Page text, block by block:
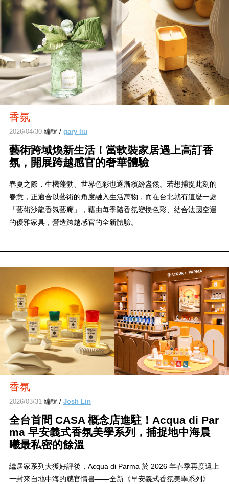
香氛
2026/04/30編輯 / gary liu
藝術跨域煥新生活！當軟裝家居遇上高訂香
氛，開展跨越感官的奢華體驗
春夏之際，生機蓬勃、世界色彩也逐漸繽紛盎然。若想捕捉此刻的
春意，正適合以藝術的角度融入生活萬物，而在台北就有這麼一處
「藝術沙龍香氛藝廊」，藉由每季隨香氛變換色彩、結合法國空運
的優雅家具，營造跨越感官的全新體驗。
香氛
2026/03/31 編輯 / Josh Lin
全台首間 CASA 概念店進駐！Acqua di Par
ma 早安義式香氛美學系列，捕捉地中海晨
曦最私密的餘溫
繼居家系列大獲好評後，Acqua di Parma 於 2026 年春季再度遞上
一封來自地中海的感官情書——全新《早安義式香氛美學系列》